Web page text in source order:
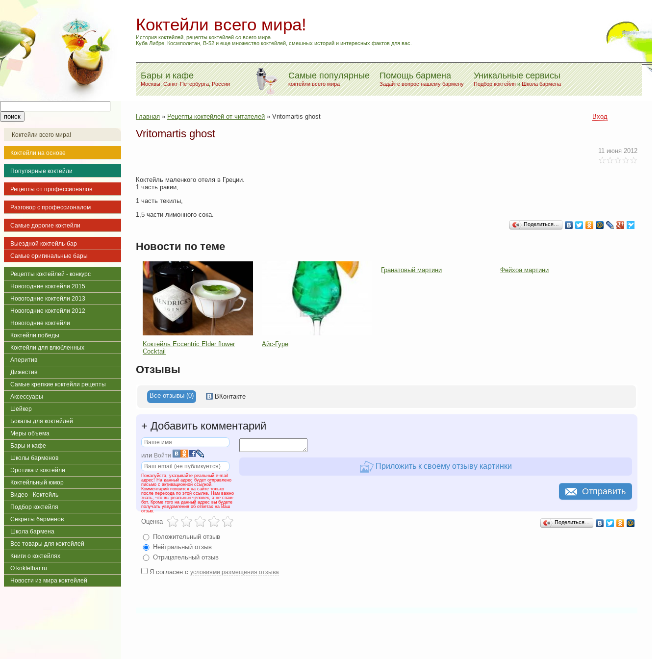
Коктейли всего мира!
История коктейлей, рецепты коктейлей со всего мира.
Куба Либре, Космполитан, B-52 и еще множество коктейлей, смешных историй и интересных фактов для вас.
Бары и кафе
Москвы,Санкт-Петербурга,России
Самые популярные
коктейли всего мира
Помощь бармена
Задайте вопрос нашему бармену
Уникальные сервисы
Подбор коктейляиШкола бармена
Коктейли всего мира!
Коктейли на основе
Популярные коктейли
Рецепты от профессионалов
Разговор с профессионалом
Самые дорогие коктейли
Выездной коктейль-бар
Самые оригинальные бары
Рецепты коктейлей - конкурс
Новогодние коктейли 2015
Новогодние коктейли 2013
Новогодние коктейли 2012
Новогодние коктейли
Коктейли победы
Коктейли для влюбленных
Аперитив
Дижестив
Самые крепкие коктейли рецепты
Аксессуары
Шейкер
Бокалы для коктейлей
Меры объема
Бары и кафе
Школы барменов
Эротика и коктейли
Коктейльный юмор
Видео - Коктейль
Подбор коктейля
Секреты барменов
Школа бармена
Все товары для коктейлей
Книги о коктейлях
О koktelbar.ru
Новости из мира коктейлей
Главная » Рецепты коктейлей от читателей » Vritomartis ghost Вход
Vritomartis ghost
11 июня 2012
Коктейль маленкого отеля в Греции.
1 часть ракии,
1 часть текилы,
1,5 части лимонного сока.
Поделиться…
Новости по теме
Kоктейль Eccentric Elder flower
Cocktail
Айс-Гуре
Гранатовый мартини Фейхоа мартини
Отзывы
Все отзывы (0) ВКонтакте
+ Добавить комментарий
или Войти
Пожалуйста, указывайте реальный e-mail
адрес! На данный адрес будет отправлено
письмо с активационной ссылкой.
Комментарий появится на сайте только
после перехода по этой ссылке. Нам важно
знать, что вы реальный человек, а не спам-
бот. Кроме того на данный адрес вы будете
получать уведомления об ответах на Ваш
отзыв.
Оценка
Положительный отзыв
Нейтральный отзыв
Отрицательный отзыв
Приложить к своему отзыву картинки
Я согласен с условиями размещения отзыва
Отправить
Поделиться…